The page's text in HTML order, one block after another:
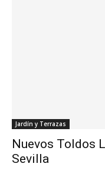
Jardín y Terrazas
Nuevos Toldos
Sevilla